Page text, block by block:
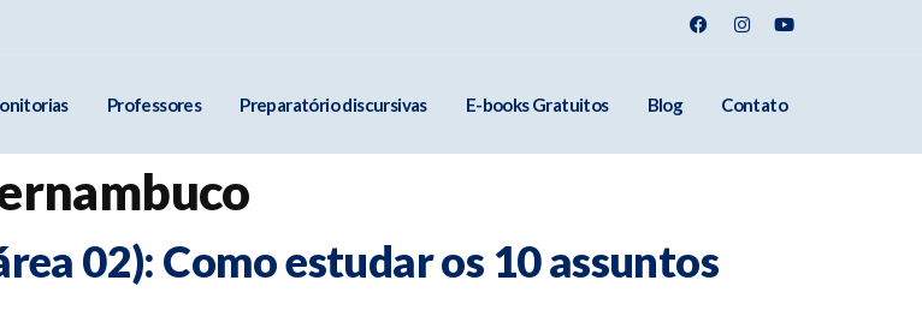
Professores Preparatório discursivas E-books Gratuitos Blog Contato
02): Como estudar os 10 assuntos